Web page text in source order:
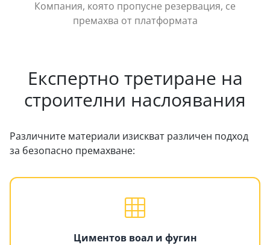
Компания, която пропусне резервация, се
премахва от платформата
Експертно третиране на
строителни наслоявания
Различните материали изискват различен подход
за безопасно премахване:
Циментов воал и фугин